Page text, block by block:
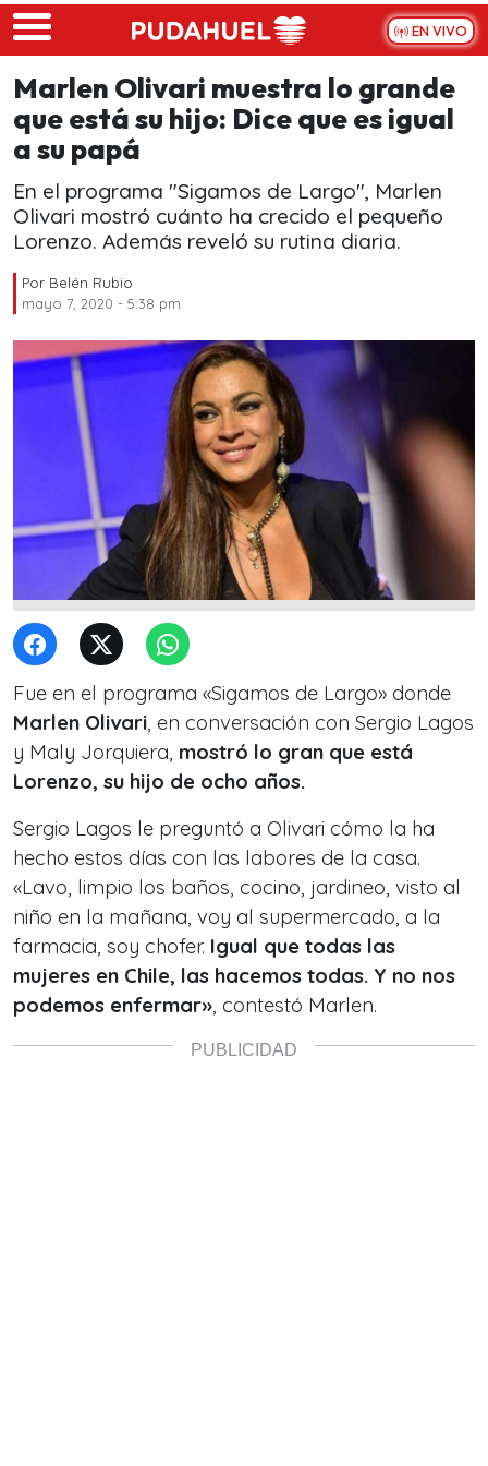
Skip to main content
EN VIVO
Marlen Olivari muestra lo grande
que está su hijo: Dice que es igual
a su papá
En el programa "Sigamos de Largo", Marlen
Olivari mostró cuánto ha crecido el pequeño
Lorenzo. Además reveló su rutina diaria.
Por Belén Rubio
mayo 7, 2020 - 5:38 pm
Fue en el programa «Sigamos de Largo» donde
Marlen Olivari, en conversación con Sergio Lagos
y Maly Jorquiera, mostró lo gran que está
Lorenzo, su hijo de ocho años.
Sergio Lagos le preguntó a Olivari cómo la ha
hecho estos días con las labores de la casa.
«Lavo, limpio los baños, cocino, jardineo, visto al
niño en la mañana, voy al supermercado, a la
farmacia, soy chofer. Igual que todas las
mujeres en Chile, las hacemos todas. Y no nos
podemos enfermar», contestó Marlen.